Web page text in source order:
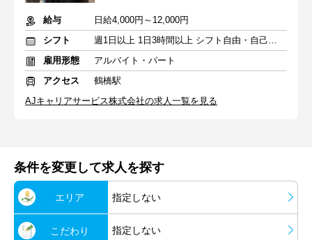
給与
日給4,000円～12,000円
シフト
週1日以上 1日3時間以上 シフト自由・自己申告
雇用形態
アルバイト・パート
アクセス
鶴橋駅
AJキャリアサービス株式会社の求人一覧を見る
条件を変更して求人を探す
エリア 指定しない
こだわり 指定しない